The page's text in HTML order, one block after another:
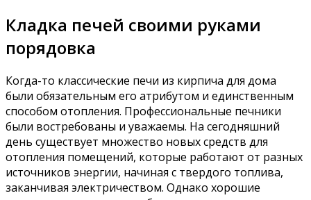
Кладка печей своими руками
порядовка
Когда-то классические печи из кирпича для дома
были обязательным его атрибутом и единственным
способом отопления. Профессиональные печники
были востребованы и уважаемы. На сегодняшний
день существует множество новых средств для
отопления помещений, которые работают от разных
источников энергии, начиная с твердого топлива,
заканчивая электричеством. Однако хорошие